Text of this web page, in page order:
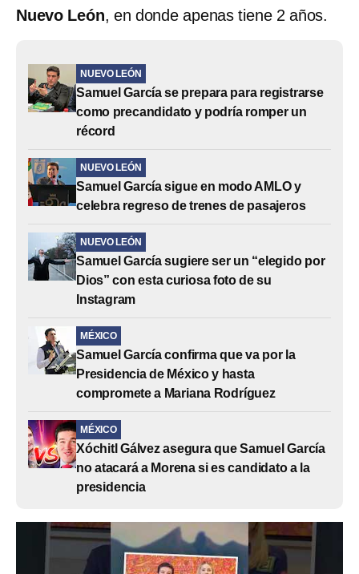
Nuevo León, en donde apenas tiene 2 años.
NUEVO LEÓN
Samuel García se prepara para registrarse
como precandidato y podría romper un
récord
NUEVO LEÓN
Samuel García sigue en modo AMLO y
celebra regreso de trenes de pasajeros
NUEVO LEÓN
Samuel García sugiere ser un “elegido por
Dios” con esta curiosa foto de su
Instagram
MÉXICO
Samuel García confirma que va por la
Presidencia de México y hasta
compromete a Mariana Rodríguez
MÉXICO
Xóchitl Gálvez asegura que Samuel García
no atacará a Morena si es candidato a la
presidencia